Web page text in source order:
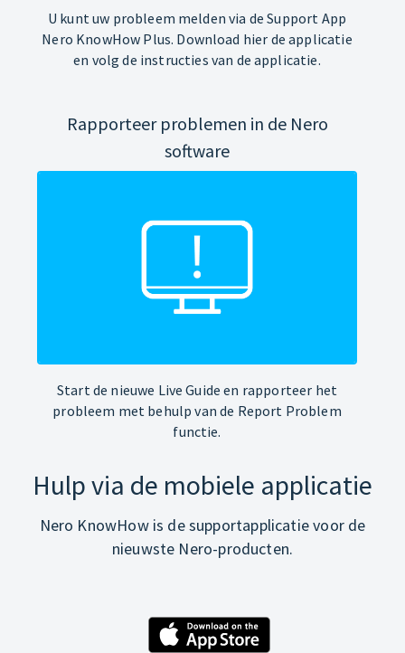
U kunt uw probleem melden via de Support App
Nero KnowHow Plus. Download hier de applicatie
en volg de instructies van de applicatie.
Rapporteer problemen in de Nero
software
Start de nieuwe Live Guide en rapporteer het
probleem met behulp van de Report Problem
functie.
Hulp via de mobiele applicatie
Nero KnowHow is de supportapplicatie voor de
nieuwste Nero-producten.